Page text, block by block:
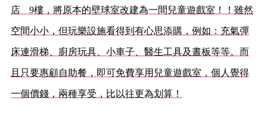
店 9樓，將原本的壁球室改建為一間兒童遊戲室！！雖然
空間小小，但玩樂設施看得到有心思添購，例如：充氣彈
床連滑梯、廚房玩具、小車子、醫生工具及晝板等等。而
且只要惠顧自助餐，即可免費享用兒童遊戲室，個人覺得
一個價錢，兩種享受，比以往更為划算！